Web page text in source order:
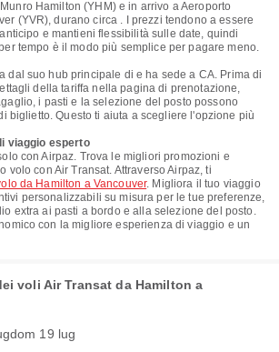
Hamilton (YHM) e in arrivo a Aeroporto
(YVR), durano circa . I prezzi tendono a essere
e mantieni flessibilità sulle date, quindi
tempo è il modo più semplice per pagare meno.
dal suo hub principale di e ha sede a CA. Prima di
della tariffa nella pagina di prenotazione,
i pasti e la selezione del posto possono
biglietto. Questo ti aiuta a scegliere l'opzione più
viaggio esperto
con Airpaz. Trova le migliori promozioni e
volo con Air Transat. Attraverso Airpaz, ti
da Hamilton a Vancouver. Migliora il tuo viaggio
personalizzabili su misura per le tue preferenze,
extra ai pasti a bordo e alla selezione del posto.
con la migliore esperienza di viaggio e un
voli Air Transat da Hamilton a
dom 19 lug